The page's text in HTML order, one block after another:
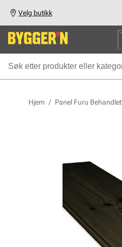
Velg butikk
Hjem / Panel Furu Behandlet